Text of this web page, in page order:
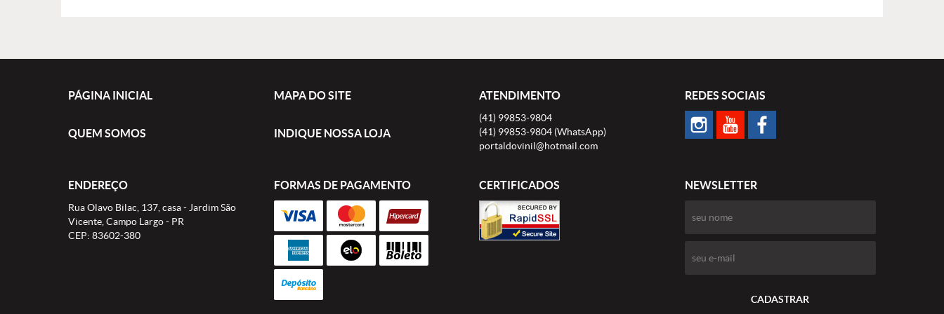
PÁGINA INICIAL MAPA DO SITE
QUEM SOMOS INDIQUE NOSSA LOJA
ATENDIMENTO
(41) 99853-9804
(41) 99853-9804 (WhatsApp)
portaldovinil@hotmail.com
REDES SOCIAIS
ENDEREÇO
Rua Olavo Bilac, 137, casa- Jardim São
Vicente, Campo Largo- PR
CEP: 83602-380
FORMAS DE PAGAMENTO CERTIFICADOS NEWSLETTER
CADASTRAR